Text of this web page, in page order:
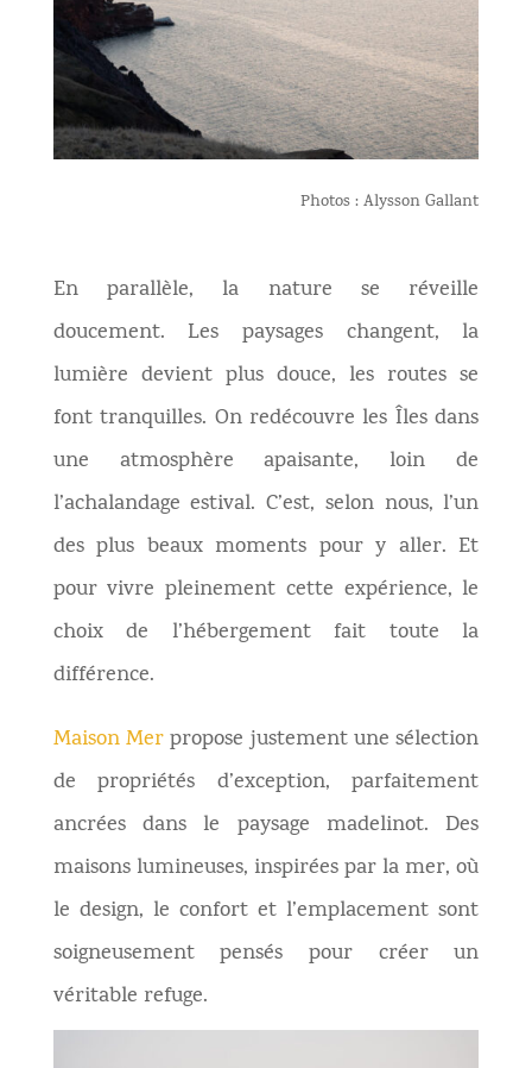
Photos : Alysson Gallant
En parallèle, la nature se réveille
doucement. Les paysages changent, la
lumière devient plus douce, les routes se
font tranquilles. On redécouvre les Îles dans
une atmosphère apaisante, loin de
l’achalandage estival. C’est, selon nous, l’un
des plus beaux moments pour y aller. Et
pour vivre pleinement cette expérience, le
choix de l’hébergement fait toute la
différence.
Maison Merpropose justement une sélection
de propriétés d’exception, parfaitement
ancrées dans le paysage madelinot. Des
maisons lumineuses, inspirées par la mer, où
le design, le confort et l’emplacement sont
soigneusement pensés pour créer un
véritable refuge.